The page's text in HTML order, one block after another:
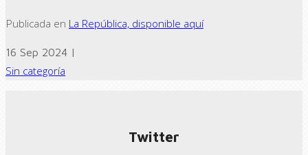
Publicada en La República, disponible aquí
16 Sep 2024 |
Sin categoría
Twitter